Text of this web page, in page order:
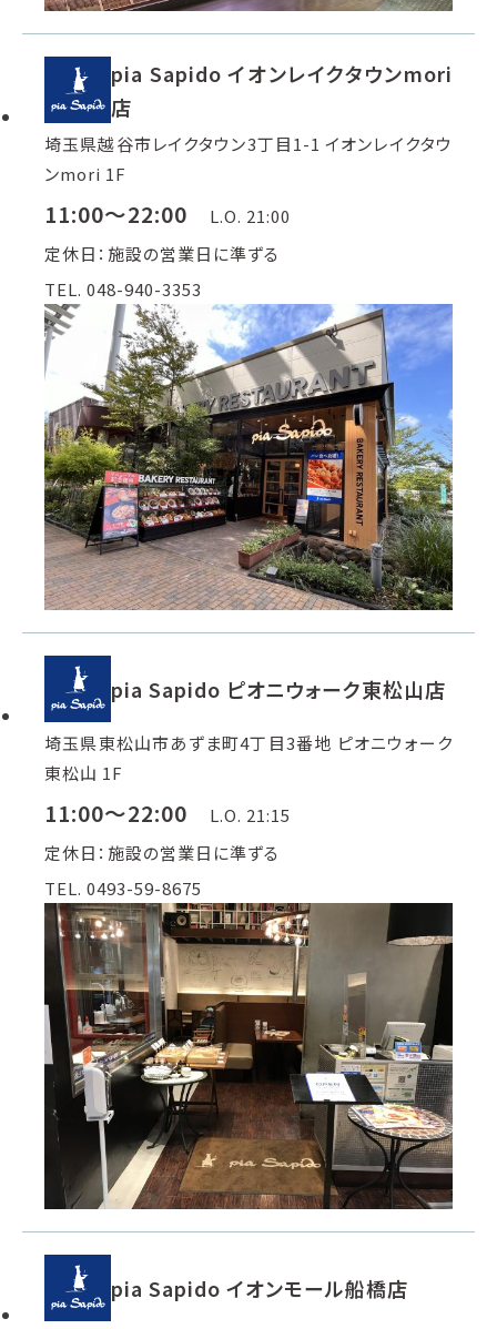
pia Sapido イオンレイクタウンmori
店
埼玉県越谷市レイクタウン3丁目1-1 イオンレイクタウ
ンmori 1F
11:00～22:00
L.O. 21:00
定休日：施設の営業日に準ずる
TEL. 048-940-3353
pia Sapido ピオニウォーク東松山店
埼玉県東松山市あずま町4丁目3番地 ピオニウォーク
東松山 1F
11:00～22:00
L.O. 21:15
定休日：施設の営業日に準ずる
TEL. 0493-59-8675
pia Sapido イオンモール船橋店